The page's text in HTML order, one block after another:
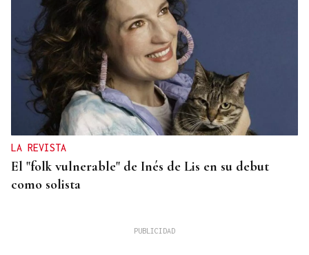
LA REVISTA
El "folk vulnerable" de Inés de Lis en su debut
como solista